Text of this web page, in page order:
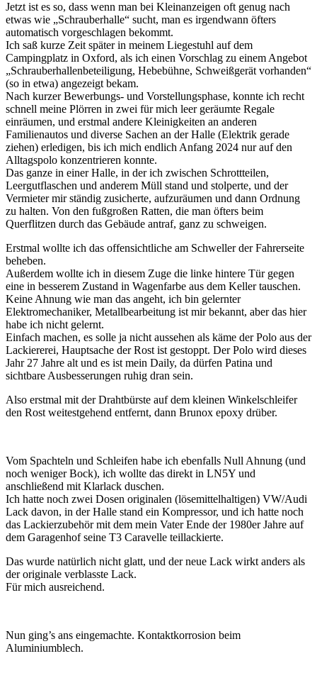
Jetzt ist es so, dass wenn man bei Kleinanzeigen oft genug nach
etwas wie „Schrauberhalle“ sucht, man es irgendwann öfters
automatisch vorgeschlagen bekommt.
Ich saß kurze Zeit später in meinem Liegestuhl auf dem
Campingplatz in Oxford, als ich einen Vorschlag zu einem Angebot
„Schrauberhallenbeteiligung, Hebebühne, Schweißgerät vorhanden“
(so in etwa) angezeigt bekam.
Nach kurzer Bewerbungs- und Vorstellungsphase, konnte ich recht
schnell meine Plörren in zwei für mich leer geräumte Regale
einräumen, und erstmal andere Kleinigkeiten an anderen
Familienautos und diverse Sachen an der Halle (Elektrik gerade
ziehen) erledigen, bis ich mich endlich Anfang 2024 nur auf den
Alltagspolo konzentrieren konnte.
Das ganze in einer Halle, in der ich zwischen Schrottteilen,
Leergutflaschen und anderem Müll stand und stolperte, und der
Vermieter mir ständig zusicherte, aufzuräumen und dann Ordnung
zu halten. Von den fußgroßen Ratten, die man öfters beim
Querflitzen durch das Gebäude antraf, ganz zu schweigen.
Erstmal wollte ich das offensichtliche am Schweller der Fahrerseite
beheben.
Außerdem wollte ich in diesem Zuge die linke hintere Tür gegen
eine in besserem Zustand in Wagenfarbe aus dem Keller tauschen.
Keine Ahnung wie man das angeht, ich bin gelernter
Elektromechaniker, Metallbearbeitung ist mir bekannt, aber das hier
habe ich nicht gelernt.
Einfach machen, es solle ja nicht aussehen als käme der Polo aus der
Lackiererei, Hauptsache der Rost ist gestoppt. Der Polo wird dieses
Jahr 27 Jahre alt und es ist mein Daily, da dürfen Patina und
sichtbare Ausbesserungen ruhig dran sein.
Also erstmal mit der Drahtbürste auf dem kleinen Winkelschleifer
den Rost weitestgehend entfernt, dann Brunox epoxy drüber.
Vom Spachteln und Schleifen habe ich ebenfalls Null Ahnung (und
noch weniger Bock), ich wollte das direkt in LN5Y und
anschließend mit Klarlack duschen.
Ich hatte noch zwei Dosen originalen (lösemittelhaltigen) VW/Audi
Lack davon, in der Halle stand ein Kompressor, und ich hatte noch
das Lackierzubehör mit dem mein Vater Ende der 1980er Jahre auf
dem Garagenhof seine T3 Caravelle teillackierte.
Das wurde natürlich nicht glatt, und der neue Lack wirkt anders als
der originale verblasste Lack.
Für mich ausreichend.
Nun ging’s ans eingemachte. Kontaktkorrosion beim
Aluminiumblech.